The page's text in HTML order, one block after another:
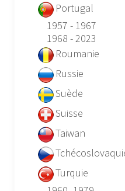
Portugal
1957 - 1967
1968 - 2023
Roumanie
Russie
Suède
Suisse
Taiwan
Turquie